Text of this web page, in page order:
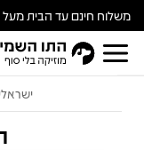
ש״ח
ישראלי